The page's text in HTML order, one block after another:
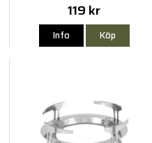
119 kr
Info Köp